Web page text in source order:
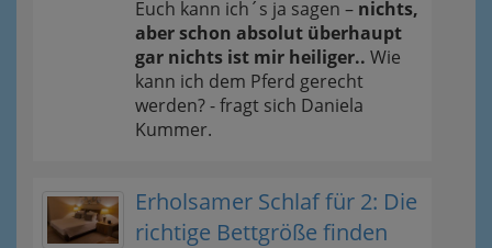
Euch kann ich´s ja sagen – nichts,
aber schon absolut überhaupt
gar nichts ist mir heiliger.. Wie
kann ich dem Pferd gerecht
werden? - fragt sich Daniela
Kummer.
Erholsamer Schlaf für 2: Die
richtige Bettgröße finden